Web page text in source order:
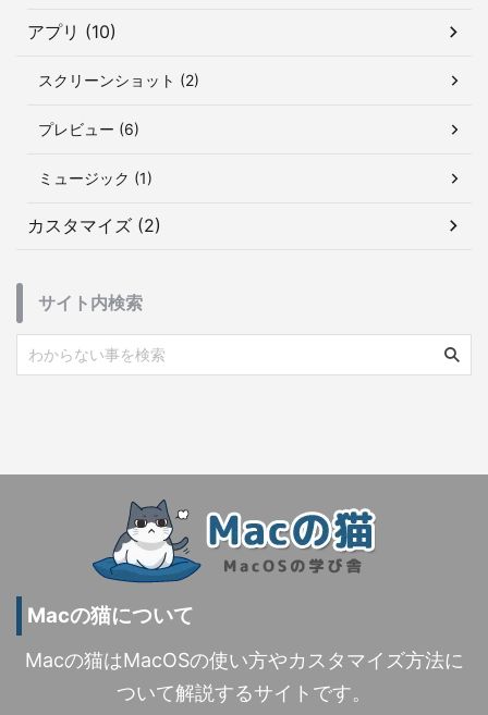
アプリ (10)
スクリーンショット (2)
プレビュー (6)
ミュージック (1)
カスタマイズ (2)
サイト内検索
Macの猫について
Macの猫はMacOSの使い方やカスタマイズ方法に
ついて解説するサイトです。